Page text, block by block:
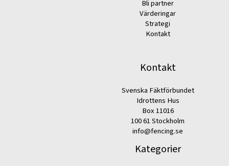
Bli partner
Värderingar
Strategi
Kontakt
Kontakt
Svenska Fäktförbundet
Idrottens Hus
Box 11016
100 61 Stockholm
info@fencing.se
Kategorier